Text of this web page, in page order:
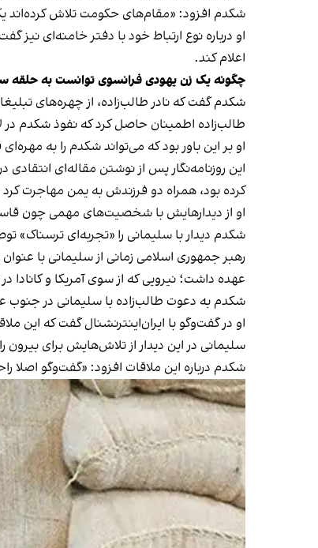
شکدم افزود: «مقام‌های حکومت تلاش کرده‌اند
او درباره نوع ارتباط خود با دفتر خامنه‌ای نیز
اعلام کند.
چگونه یک زن یهودی فرانسوی توانست به حلقه
شکدم گفت که نادر طالب‌زاده، از چهره‌های
طالب‌زاده اطمینان حاصل کرد که نفوذ شکدم
او بر این باور بود که می‌تواند شکدم را به
کرده‌ بود، همراه دو فرزندش به یمن مهاجرت کرد
او از دیدارهایش با شخصیت‌های مهمی چون
شکدم دیدار با سلیمانی را «تجربه‌ای ترسناک»
رهبر جمهوری اسلامی زمانی از سلیمانی با
عهده داشت؛ نیرویی که از سوی آمریکا و
شکدم به دعوت طالب‌زاده با سلیمانی در جنوب
او در گفت‌وگو با ایران‌اینترنشنال گفت که این
سلیمانی در این دیدار از تلاش‌هایش برای
شکدم درباره این ملاقات افزود: «گفت‌وگو